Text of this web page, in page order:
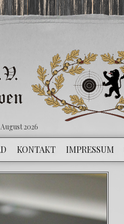
2026
KONTAKT IMPRESSUM